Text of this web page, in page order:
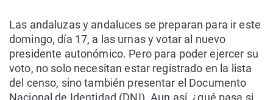
Las andaluzas y andaluces se preparan para ir este
domingo, día 17, a las urnas y votar al nuevo
presidente autonómico. Pero para poder ejercer su
voto, no solo necesitan estar registrado en la lista
del censo, sino también presentar el Documento
Nacional de Identidad (DNI). Aun así, ¿qué pasa si